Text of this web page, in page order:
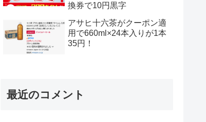
換券で10円黒字
アサヒ十六茶がクーポン適
用で660ml×24本入りが1本
35円！
最近のコメント